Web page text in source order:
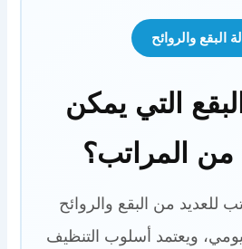
البقع والروائح
التي يمكن
من المراتب؟
للعديد من البقع والروائح
ويعتمد أسلوب التنظيف